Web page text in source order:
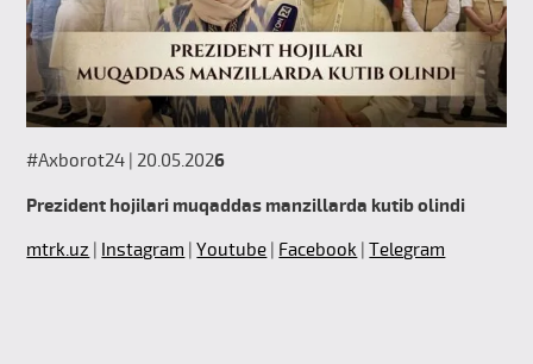
#Axborot24 | 20.05.2026
Prezident hojilari muqaddas manzillarda kutib olindi
mtrk.uz | Instagram |Youtube | Facebook |Telegram